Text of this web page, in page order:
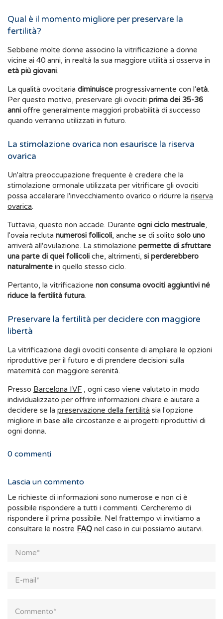
Qual è il momento migliore per preservare la
fertilità?
Sebbene molte donne associno la vitrificazione a donne
vicine ai 40 anni, in realtà la sua maggiore utilità si osserva in
età più giovani.
La qualità ovocitaria diminuisce progressivamente con l'età.
Per questo motivo, preservare gli ovociti prima dei 35-36
anni offre generalmente maggiori probabilità di successo
quando verranno utilizzati in futuro.
La stimolazione ovarica non esaurisce la riserva
ovarica
Un'altra preoccupazione frequente è credere che la
stimolazione ormonale utilizzata per vitrificare gli ovociti
possa accelerare l'invecchiamento ovarico o ridurre la riserva
ovarica.
Tuttavia, questo non accade. Durante ogni ciclo mestruale,
l'ovaia recluta numerosi follicoli, anche se di solito solo uno
arriverà all'ovulazione. La stimolazione permette di sfruttare
una parte di quei follicoli che, altrimenti, si perderebbero
naturalmente in quello stesso ciclo.
Pertanto, la vitrificazione non consuma ovociti aggiuntivi né
riduce la fertilità futura.
Preservare la fertilità per decidere con maggiore
libertà
La vitrificazione degli ovociti consente di ampliare le opzioni
riproduttive per il futuro e di prendere decisioni sulla
maternità con maggiore serenità.
Presso Barcelona IVF , ogni caso viene valutato in modo
individualizzato per offrire informazioni chiare e aiutare a
decidere se la preservazione della fertilità
migliore in base alle circostanze e ai progetti riproduttivi di
ogni donna.
0 commenti
Lascia un commento
Le richieste di informazioni sono numerose e non ci è
possibile rispondere a tutti i commenti. Cercheremo di
rispondere il prima possibile. Nel frattempo vi invitiamo a
consultare le nostre FAQ nel caso in cui possiamo aiutarvi.